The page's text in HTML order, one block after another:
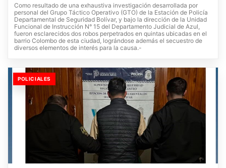
Como resultado de una exhaustiva investigación desarrollada por
personal del Grupo Táctico Operativo (GTO) de la Estación de Policía
Departamental de Seguridad Bolívar, y bajo la dirección de la Unidad
Funcional de Instrucción N° 15 del Departamento Judicial de Azul,
fueron esclarecidos dos robos perpetrados en quintas ubicadas en el
barrio Colombo de esta ciudad, lográndose además el secuestro de
diversos elementos de interés para la causa.-
POLICIALES